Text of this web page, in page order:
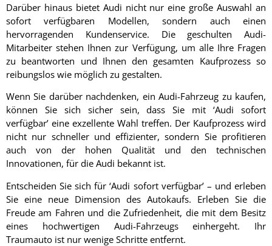
Darüber hinaus bietet Audi nicht nur eine große Auswahl an
sofort verfügbaren Modellen, sondern auch einen
hervorragenden Kundenservice. Die geschulten Audi-
Mitarbeiter stehen Ihnen zur Verfügung, um alle Ihre Fragen
zu beantworten und Ihnen den gesamten Kaufprozess so
reibungslos wie möglich zu gestalten.
Wenn Sie darüber nachdenken, ein Audi-Fahrzeug zu kaufen,
können Sie sich sicher sein, dass Sie mit ‘Audi sofort
verfügbar’ eine exzellente Wahl treffen. Der Kaufprozess wird
nicht nur schneller und effizienter, sondern Sie profitieren
auch von der hohen Qualität und den technischen
Innovationen, für die Audi bekannt ist.
Entscheiden Sie sich für ‘Audi sofort verfügbar’ – und erleben
Sie eine neue Dimension des Autokaufs. Erleben Sie die
Freude am Fahren und die Zufriedenheit, die mit dem Besitz
eines hochwertigen Audi-Fahrzeugs einhergeht. Ihr
Traumauto ist nur wenige Schritte entfernt.